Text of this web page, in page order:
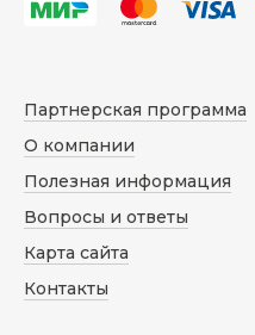
Партнерская программа
О компании
Полезная информация
Вопросы и ответы
Карта сайта
Контакты